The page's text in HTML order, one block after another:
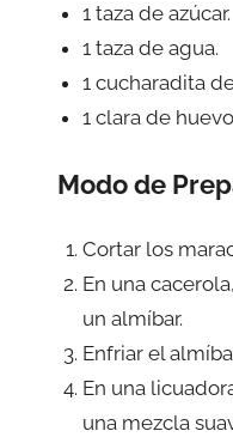
1 taza de azúcar.
1 taza de agua.
1 cucharadita
1 clara de
Modo de
Cortar los
En una
un almíbar.
Enfriar el
En una
una mezcla